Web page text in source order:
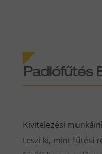
Padlófűtés
Kivitelezési
teszi ki, mint fűtési